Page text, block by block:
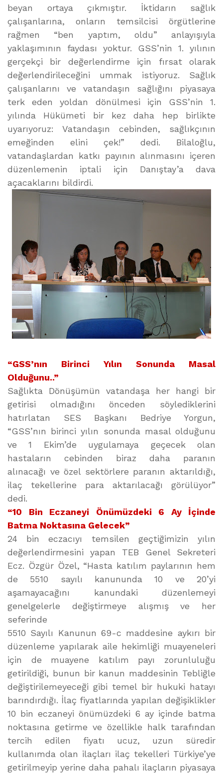
beyan ortaya çıkmıştır. İktidarın sağlık
çalışanlarına, onların temsilcisi örgütlerine
rağmen “ben yaptım, oldu” anlayışıyla
yaklaşımının faydası yoktur. GSS’nin 1. yılının
gerçekçi bir değerlendirme için fırsat olarak
değerlendirileceğini ummak istiyoruz. Sağlık
çalışanlarını ve vatandaşın sağlığını piyasaya
terk eden yoldan dönülmesi için GSS’nin 1.
yılında Hükümeti bir kez daha hep birlikte
uyarıyoruz: Vatandaşın cebinden, sağlıkçının
emeğinden elini çek!” dedi. Bilaloğlu,
vatandaşlardan katkı payının alınmasını içeren
düzenlemenin iptali için Danıştay’a dava
açacaklarını bildirdi.
“GSS’nın Birinci Yılın Sonunda Masal
Olduğunu..”
Sağlıkta Dönüşümün vatandaşa her hangi bir
getirisi olmadığını önceden söylediklerini
hatırlatan SES Başkanı Bedriye Yorgun,
“GSS’nın birinci yılın sonunda masal olduğunu
ve 1 Ekim’de uygulamaya geçecek olan
hastaların cebinden biraz daha paranın
alınacağı ve özel sektörlere paranın aktarıldığı,
ilaç tekellerine para aktarılacağı görülüyor”
dedi.
“10 Bin Eczaneyi Önümüzdeki 6 Ay İçinde
Batma Noktasına Gelecek”
24 bin eczacıyı temsilen geçtiğimizin yılın
değerlendirmesini yapan TEB Genel Sekreteri
Ecz. Özgür Özel, “Hasta katılım paylarının hem
de 5510 sayılı kanununda 10 ve 20’yi
aşamayacağını kanundaki düzenlemeyi
genelgelerle değiştirmeye alışmış ve her
seferinde
5510 Sayılı Kanunun 69-c maddesine aykırı bir
düzenleme yapılarak aile hekimliği muayeneleri
için de muayene katılım payı zorunluluğu
getirildiği, bunun bir kanun maddesinin Tebliğle
değiştirilemeyeceği gibi temel bir hukuki hatayı
barındırdığı. İlaç fiyatlarında yapılan değişiklikler
10 bin eczaneyi önümüzdeki 6 ay içinde batma
noktasına getirme ve özellikle halk tarafından
tercih edilen fiyatı ucuz, uzun süredir
kullanımda olan ilaçları ilaç tekelleri Türkiye’ye
getirilmeyip yerine daha pahalı ilaçların piyasaya